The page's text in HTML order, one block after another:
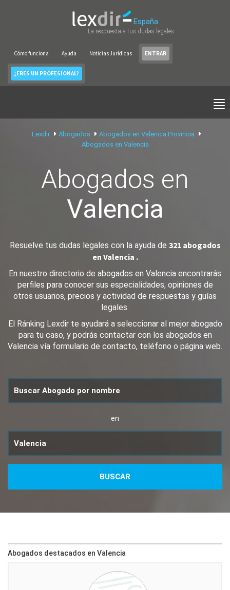
España
La respuesta a tus dudas legales
Cómo funciona Ayuda Noticias Jurídicas ENTRAR
¿ERES UN PROFESIONAL?
Lexdir Abogados
Abogados en Valencia Provincia
Abogados en Valencia
Abogados en
Valencia
Resuelve tus dudas legales con la ayuda de 321 abogados
en Valencia .
En nuestro directorio de abogados en Valencia encontrarás
perfiles para conocer sus especialidades, opiniones de
otros usuarios, precios y actividad de respuestas y guías
legales.
El Ránking Lexdir te ayudará a seleccionar al mejor abogado
para tu caso, y podrás contactar con los abogados en
Valencia vía formulario de contacto, teléfono o página web.
en
Abogados destacados en Valencia